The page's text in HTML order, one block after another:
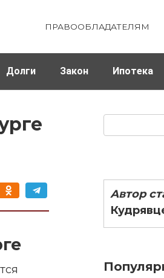
ПРАВООБЛАДАТЕЛЯМ
Долги Закон Ипотека
Автор